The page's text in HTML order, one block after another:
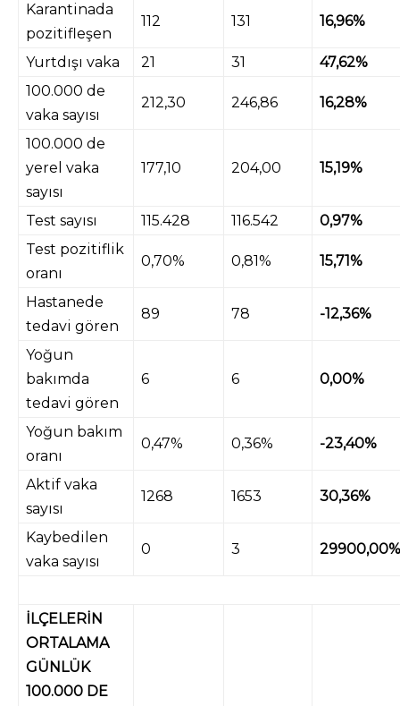
Karantinada
pozitifleşen
112 131 16,96%
Yurtdışı vaka 21 31
47,62%
100.000 de
vaka sayısı
212,30 246,86 16,28%
100.000 de
yerel vaka
sayısı
177,10 204,00 15,19%
Test sayısı 115.428 116.542
0,97%
Test pozitiflik
oranı
0,70% 0,81% 15,71%
Hastanede
tedavi gören
89 78 -12,36%
Yoğun
bakımda
tedavi gören
6 6 0,00%
Yoğun bakım
oranı
0,47% 0,36% -23,40%
Aktif vaka
sayısı
1268 1653 30,36%
Kaybedilen
vaka sayısı
0 3 29900,00%
İLÇELERİN
ORTALAMA
GÜNLÜK
100.000 DE